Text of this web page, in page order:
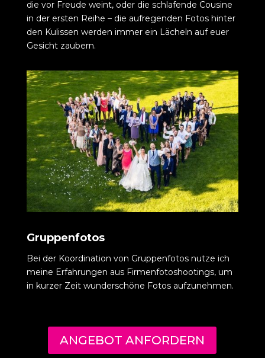
die vor Freude weint, oder die schlafende Cousine
in der ersten Reihe – die aufregenden Fotos hinter
den Kulissen werden immer ein Lächeln auf euer
Gesicht zaubern.
Gruppenfotos
Bei der Koordination von Gruppenfotos nutze ich
meine Erfahrungen aus Firmenfotoshootings, um
in kurzer Zeit wunderschöne Fotos aufzunehmen.
ANGEBOT ANFORDERN